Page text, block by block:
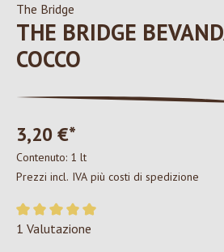
The Bridge
THE BRIDGE
COCCO
3,20 €*
Contenuto: 1 lt
Prezzi incl. IVA più costi di spedizione
Valutazione media di 5 su 5 stelle
1 Valutazione